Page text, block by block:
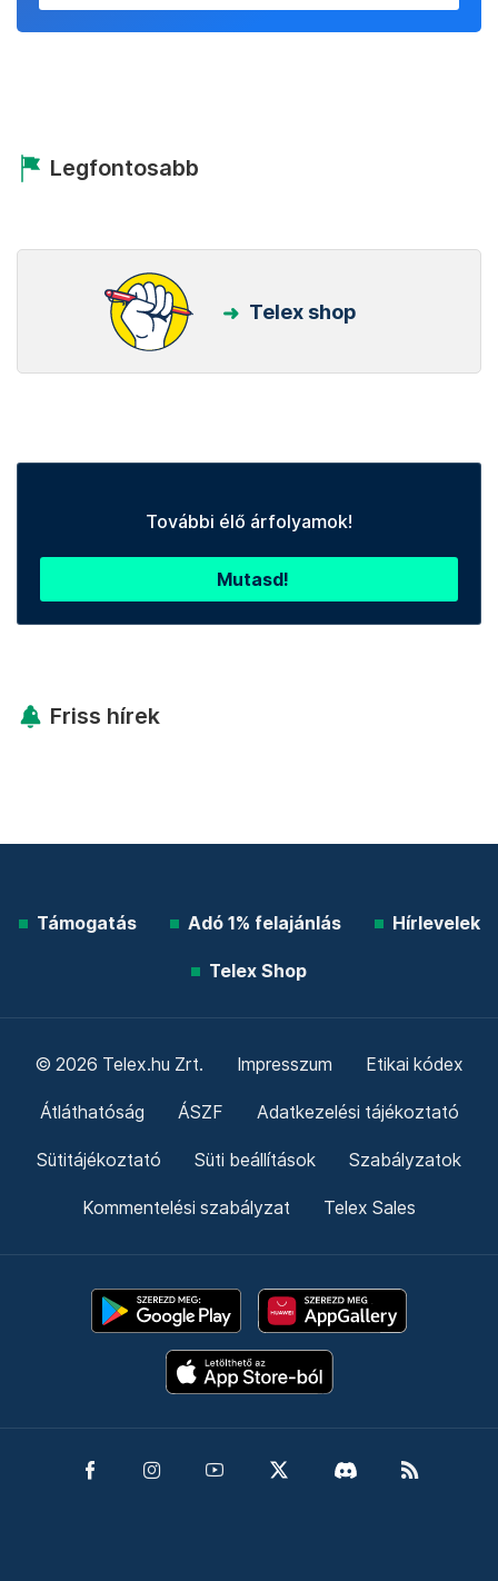
Legfontosabb
Telex shop
További élő árfolyamok!
Mutasd!
Friss hírek
Támogatás Adó 1% felajánlás Hírlevelek
Telex Shop
© 2026 Telex.hu Zrt. Impresszum Etikai kódex
Átláthatóság ÁSZF Adatkezelési tájékoztató
Sütitájékoztató Süti beállítások Szabályzatok
Kommentelési szabályzat Telex Sales